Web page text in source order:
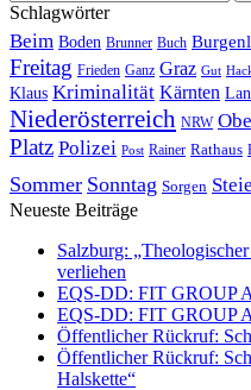
Schlagwörter
Beim Boden Brunner Buch
Freitag Frieden Ganz Graz Gut
Klaus Kriminalität Kärnten
Niederösterreich NRW
Platz Polizei Post Rainer Rathaus
Sommer Sonntag Sorgen
Neueste Beiträge
Salzburg:
verliehen
EQS-DD: FIT GROUP
EQS-DD: FIT GROUP
Öffentlicher Rückruf:
Öffentlicher Rückruf:
Halskette“